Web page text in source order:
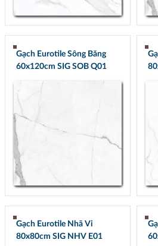
Gạch Eurotile Sông Băng
60x120cm SIG SOB Q01
Gạch Eurotile Nhã Vi
80x80cm SIG NHV E01